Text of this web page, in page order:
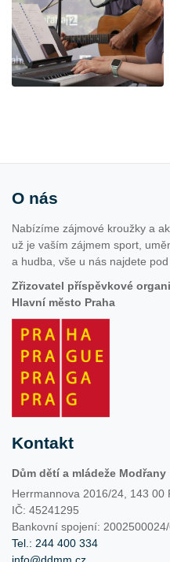
O nás
Nabízíme zájmové kroužky a
už je vaším zájmem sport,
a hudba, vše u nás najdete pod
Zřizovatel příspěvkové
Hlavní město Praha
Kontakt
Dům dětí a mládeže Modřany
Herrmannova 2016/24, 143 00
IČ: 45241295
Bankovní spojení:
Tel.: 244 400 334
info@ddmm.cz